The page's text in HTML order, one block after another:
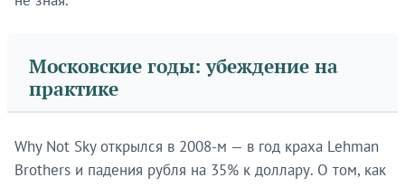
Московские годы: убеждение на
практике
Why Not Sky открылся в 2008-м — в год краха Lehman
Brothers и падения рубля на 35% к доллару. О том, как